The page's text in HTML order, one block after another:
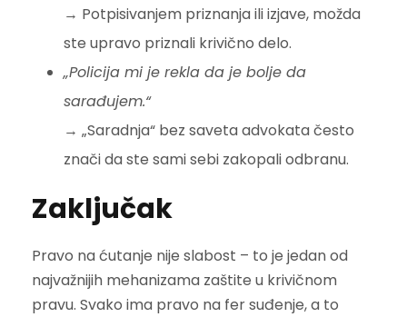
→ Potpisivanjem priznanja ili izjave, možda
ste upravo priznali krivično delo.
„Policija mi je rekla da je bolje da
sarađujem.“
→ „Saradnja“ bez saveta advokata često
znači da ste sami sebi zakopali odbranu.
Zaključak
Pravo na ćutanje nije slabost – to je jedan od
najvažnijih mehanizama zaštite u krivičnom
pravu. Svako ima pravo na fer suđenje, a to